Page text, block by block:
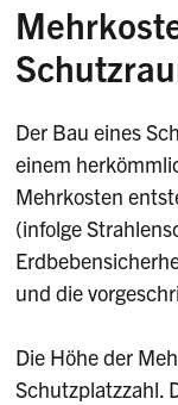
Der Bau eines
einem
Mehrkosten
(infolge
und die
Die Höhe der
Schutzplatzzahl.